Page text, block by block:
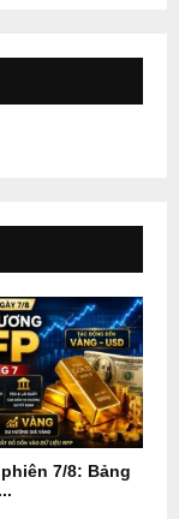
7/8: Bảng